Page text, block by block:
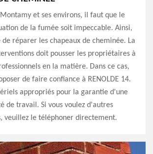
et ses environs, il faut que le
de la fumée soit impeccable. Ainsi,
de réparer les chapeaux de cheminée. La
doit pousser les propriétaires à
en la matière. Dans ce cas,
de faire confiance à RENOLDE 14.
appropriés pour la garantie d'une
de travail. Si vous voulez d'autres
veuillez le téléphoner directement.